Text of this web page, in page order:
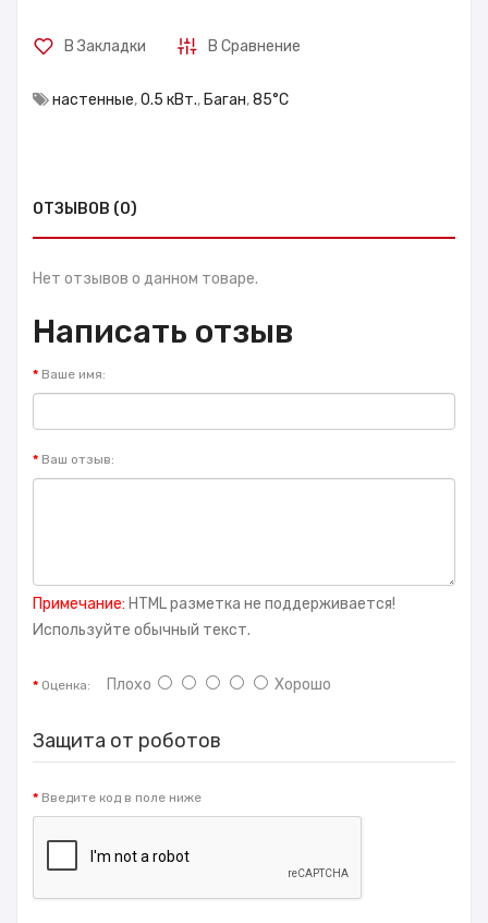
В Закладки В Сравнение
настенные,0.5 кВт., Баган,85°С
ОТЗЫВОВ (0)
Нет отзывов о данном товаре.
Написать отзыв
Ваше имя:
Ваш отзыв:
Примечание: HTML разметка не поддерживается!
Используйте обычный текст.
Оценка: Плохо Хорошо
Защита от роботов
Введите код в поле ниже